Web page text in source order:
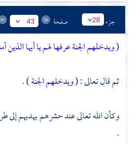
جزء 28 صفحة 43
(ويدخلهم الجنة عرفها لهميا أيها
ثم قال تعالى : (ويدخلهم الجنة) .
وكأن الله تعالى عند حشرهم يهديهم
.